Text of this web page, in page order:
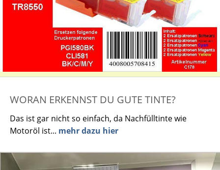
WORAN ERKENNST DU GUTE TINTE?
Das ist gar nicht so einfach, da Nachfülltinte wie
Motoröl ist... mehr dazu hier